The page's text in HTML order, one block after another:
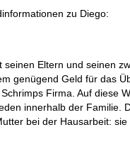
zu Diego:
seinen Eltern und seinen
genügend Geld für das
Firma. Auf diese
innerhalb der Familie.
bei der Hausarbeit: